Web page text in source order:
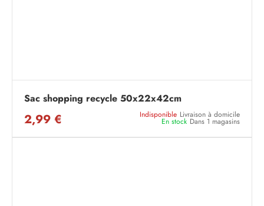
Sac shopping recycle 50x22x42cm
2,99 € Indisponible Livraison à domicile
En stock Dans 1 magasins